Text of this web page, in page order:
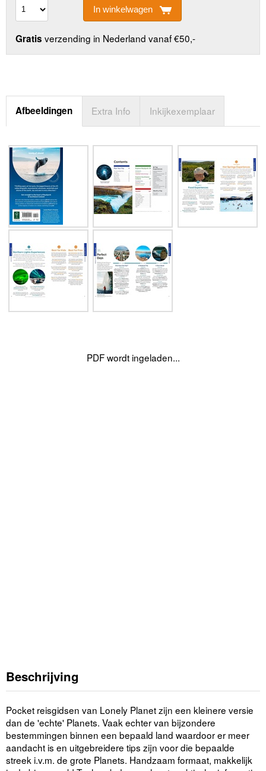
In winkelwagen
Gratis verzending in Nederland vanaf €50,-
Afbeeldingen Extra Info Inkijkexemplaar
PDF wordt ingeladen...
Beschrijving
Pocket reisgidsen van Lonely Planet zijn een kleinere versie
dan de 'echte' Planets. Vaak echter van bijzondere
bestemmingen binnen een bepaald land waardoor er meer
aandacht is en uitgebreidere tips zijn voor die bepaalde
streek i.v.m. de grote Planets. Handzaam formaat, makkelijk